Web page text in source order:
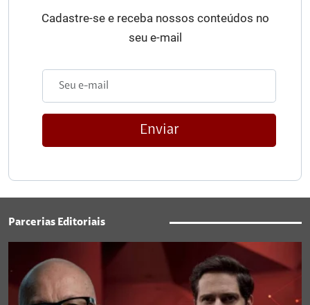
Cadastre-se e receba nossos conteúdos no
seu e-mail
Enviar
Parcerias Editoriais